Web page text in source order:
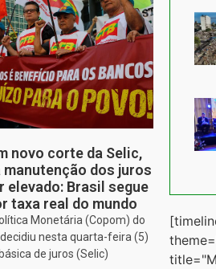
novo corte da Selic,
dos juros
elevado: Brasil segue
taxa real do mundo
Monetária (Copom) do
nesta quarta-feira (5)
de juros (Selic)